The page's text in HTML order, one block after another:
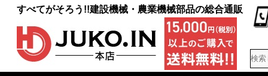
すべてがそろう!!建設機械・農業機械部品の総合通販